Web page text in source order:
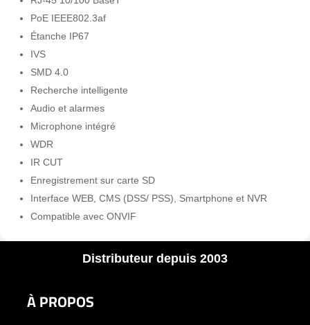
PoE IEEE802.3af
Étanche IP67
IVS
SMD 4.0
Recherche intelligente
Audio et alarmes
Microphone intégré
WDR
IR CUT
Enregistrement sur carte SD
Interface WEB, CMS (DSS/ PSS), Smartphone et NVR
Compatible avec ONVIF
Distributeur depuis 2003
À PROPOS